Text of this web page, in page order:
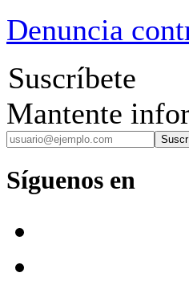
Denuncia
Suscríbete
Mantente
Síguenos en